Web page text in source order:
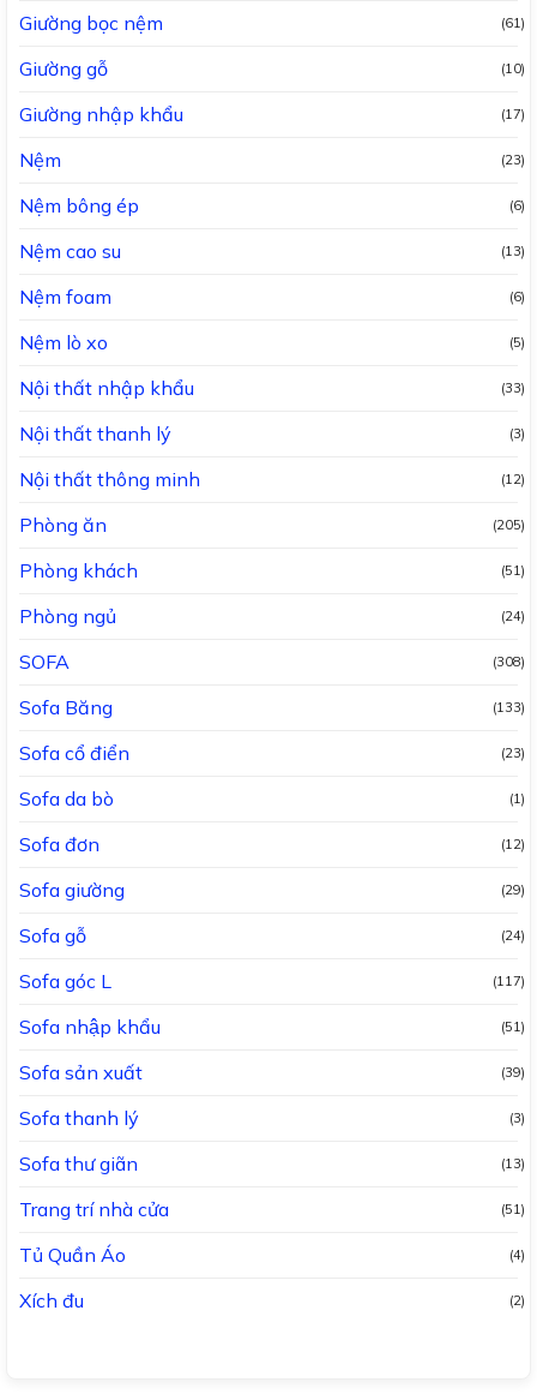
Giường bọc nệm (61)
Giường gỗ (10)
Giường nhập khẩu (17)
Nệm (23)
Nệm bông ép (6)
Nệm cao su (13)
Nệm foam (6)
Nệm lò xo (5)
Nội thất nhập khẩu (33)
Nội thất thanh lý (3)
Nội thất thông minh (12)
Phòng ăn (205)
Phòng khách (51)
Phòng ngủ (24)
SOFA (308)
Sofa Băng (133)
Sofa cổ điển (23)
Sofa da bò (1)
Sofa đơn (12)
Sofa giường (29)
Sofa gỗ (24)
Sofa góc L (117)
Sofa nhập khẩu (51)
Sofa sản xuất (39)
Sofa thanh lý (3)
Sofa thư giãn (13)
Trang trí nhà cửa (51)
Tủ Quần Áo (4)
Xích đu (2)